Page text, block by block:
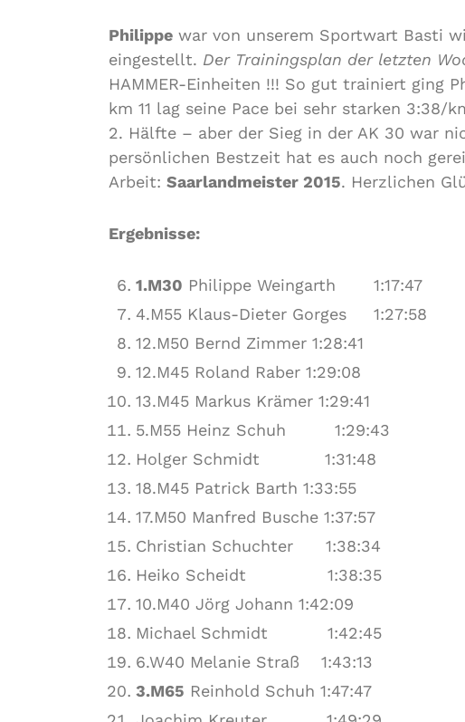
Philippe war von unserem Sportwart Basti
eingestellt. Der Trainingsplan der letzten
HAMMER-Einheiten !!! So gut trainiert ging
km 11 lag seine Pace bei sehr starken 3:38/
2. Hälfte – aber der Sieg in der AK 30 war
persönlichen Bestzeit hat es auch noch
Arbeit: Saarlandmeister 2015. Herzlichen
Ergebnisse:
1.M30 Philippe Weingarth 1:17:47
4.M55 Klaus-Dieter Gorges 1:27:58
12.M50 Bernd Zimmer 1:28:41
12.M45 Roland Raber 1:29:08
13.M45 Markus Krämer 1:29:41
5.M55 Heinz Schuh 1:29:43
Holger Schmidt 1:31:48
18.M45 Patrick Barth 1:33:55
17.M50 Manfred Busche 1:37:57
Christian Schuchter 1:38:34
Heiko Scheidt 1:38:35
10.M40 Jörg Johann 1:42:09
Michael Schmidt 1:42:45
6.W40 Melanie Straß 1:43:13
3.M65 Reinhold Schuh 1:47:47